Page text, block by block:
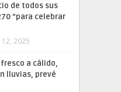
de todos sus
“para celebrar
12, 2025
a cálido,
lluvias, prevé